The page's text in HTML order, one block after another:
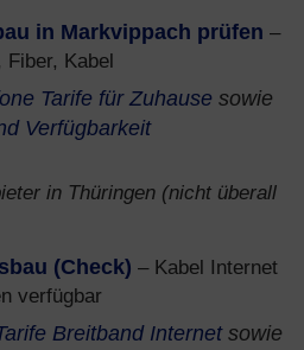
in Markvippach prüfen –
Fiber, Kabel
Tarife für Zuhause sowie
Verfügbarkeit
in Thüringen (nicht überall
(Check) – Kabel Internet
verfügbar
Breitband Internetsowie